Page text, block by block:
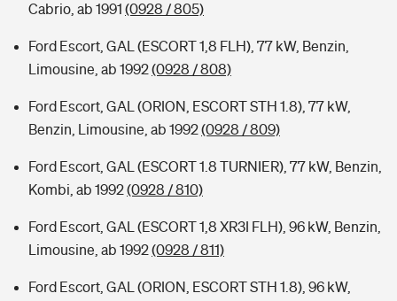
Cabrio, ab 1991 (0928 / 805)
Ford Escort, GAL (ESCORT 1,8 FLH), 77 kW, Benzin,
Limousine, ab 1992(0928 / 808)
Ford Escort, GAL (ORION, ESCORT STH 1.8), 77 kW,
Benzin, Limousine, ab 1992(0928 / 809)
Ford Escort, GAL (ESCORT 1.8 TURNIER), 77 kW, Benzin,
Kombi, ab 1992(0928 / 810)
Ford Escort, GAL (ESCORT 1,8 XR3I FLH), 96 kW, Benzin,
Limousine, ab 1992(0928 / 811)
Ford Escort, GAL (ORION, ESCORT STH 1.8), 96 kW,